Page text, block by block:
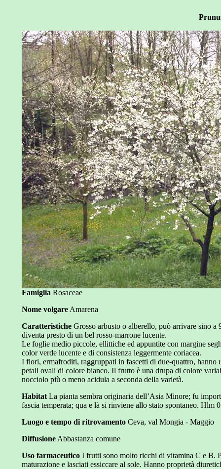
Famiglia Rosaceae
Nome volgareAmarena
CaratteristicheGrosso arbusto o alberello, può arrivare sino a
diventa presto di un bel rosso-marrone lucente.
Le foglie medio piccole, ellittiche ed appuntite con margine
color verde lucente e di consistenza leggermente coriacea.
I fiori, ermafroditi, raggruppati in fascetti di due-quattro, hanno
petali ovali di colore bianco. Il frutto è una drupa di colore
nocciolo più o meno acidula a seconda della varietà.
Habitat La pianta sembra originaria dell’Asia Minore; fu
fascia temperata; qua e là si rinviene allo stato spontaneo. Hlm
Luogo e tempo di ritrovamento Ceva, val Mongia - Maggio
DiffusioneAbbastanza comune
Uso farmaceutico I frutti sono molto ricchi di vitamina C e B.
maturazione e lasciati essiccare al sole. Hanno proprietà